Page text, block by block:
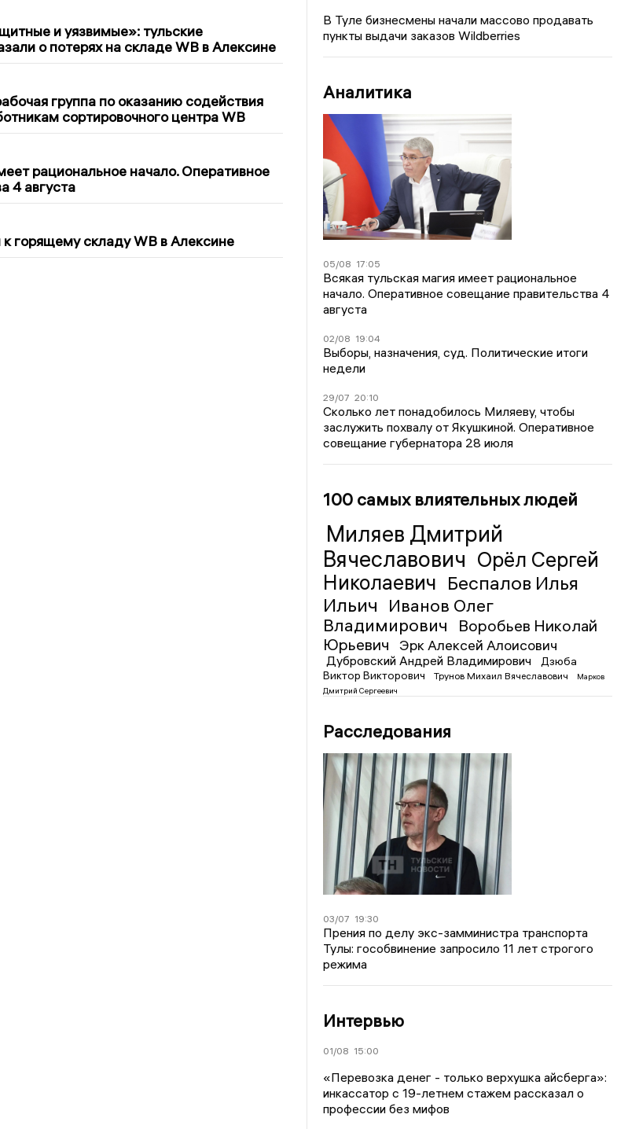
и уязвимые»: тульские
о потерях на складе WB в Алексине
группа по оказанию содействия
сортировочного центра WB
рациональное начало. Оперативное
4 августа
горящему складу WB в Алексине
В Туле бизнесмены начали массово продавать
пункты выдачи заказов Wildberries
Аналитика
05/08 17:05
Всякая тульская магия имеет рациональное
начало. Оперативное совещание правительства 4
августа
02/08 19:04
Выборы, назначения, суд. Политические итоги
недели
29/07 20:10
Сколько лет понадобилось Миляеву, чтобы
заслужить похвалу от Якушкиной. Оперативное
совещание губернатора 28 июля
100 самых влиятельных людей
Миляев Дмитрий
Вячеславович Орёл Сергей
Николаевич Беспалов Илья
Ильич
Иванов Олег
Владимирович
Воробьев Николай
Юрьевич
Эрк Алексей Алоисович
Дубровский Андрей Владимирович
Дзюба
Виктор Викторович
Трунов Михаил Вячеславович
Марков
Дмитрий Сергеевич
Расследования
03/07 19:30
Прения по делу экс-замминистра транспорта
Тулы: гособвинение запросило 11 лет строгого
режима
Интервью
01/08 15:00
«Перевозка денег - только верхушка айсберга»:
инкассатор с 19-летнем стажем рассказал о
профессии без мифов